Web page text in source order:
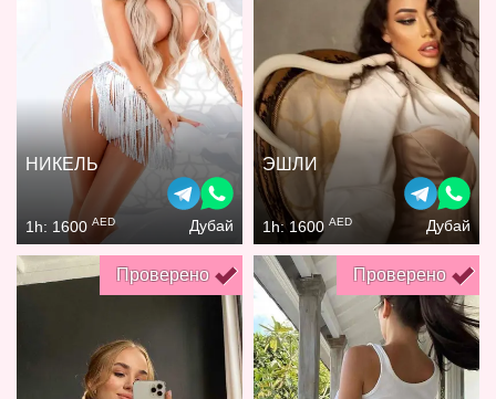
НИКЕЛЬ
1h: 1600 AED Дубай
ЭШЛИ
1h: 1600 AED Дубай
Проверено Проверено